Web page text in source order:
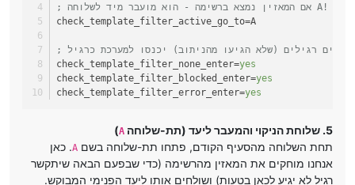
; אם המאזין נמצא ברשימה - הוא מועבר מיד לשלוחה A!
check_template_filter_active_go_to=A
רגילים (שלא הגיעו מהניתוב) יכנסו למערכת כרגיל
check_template_filter_none_enter=yes
check_template_filter_blocked_enter=yes
check_template_filter_error_enter=yes
5. שלוחת הניקוי והמעבר ליעד (תת-שלוחה A
)
תחת השלוחה מהסעיף הקודם, פתחו תת-שלוחה בשם A. כאן
אנחנו מוחקים את המאזין מהרשימה (כדי שבפעם הבאה שיתקשר
רגיל לא יגיע לכאן בטעות) ושולחים אותו ליעד הפנימי המבוקש.